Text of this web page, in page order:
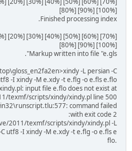
[80%] [90%] [100%]
Finished processing index.
[20%] [30%] [40%] [50%] [60%] [70%]
[80%] [90%] [100%]
Markup written into file "e.gls".
-L persian -C
-I xindy -M e.xdy -t e.flg -o e.fls e.flo
input file e.flo does not exist at
texmf/scripts/xindy/xindy.pl line 500.
command failed
with exit code 2:
2011/texmf/scripts/xindy/xindy.pl -L
utf8 -I xindy -M e.xdy -t e.flg -o e.fls e
.flo